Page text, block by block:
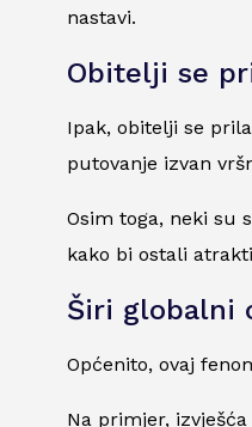
nastavi.
Obitelji se
Ipak, obitelji se
putovanje izvan
Osim toga, neki su
kako bi ostali
Širi globalni
Općenito, ovaj
Na primjer,